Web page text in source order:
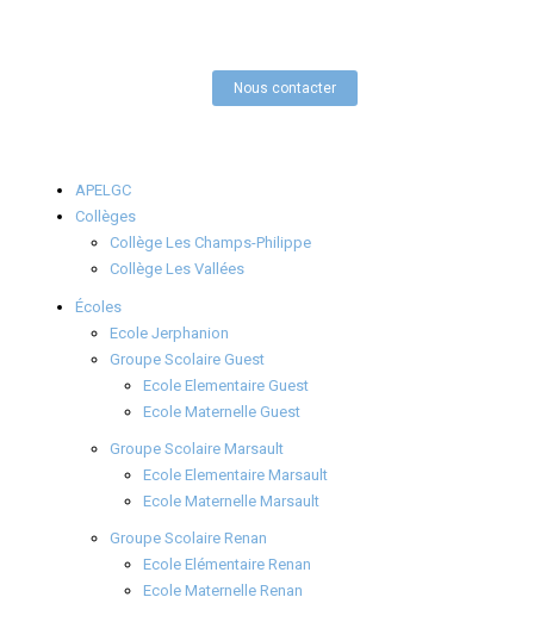
Nous contacter
APELGC
Collèges
Collège Les Champs-Philippe
Collège Les Vallées
Écoles
Ecole Jerphanion
Groupe Scolaire Guest
Ecole Elementaire Guest
Ecole Maternelle Guest
Groupe Scolaire Marsault
Ecole Elementaire Marsault
Ecole Maternelle Marsault
Groupe Scolaire Renan
Ecole Elémentaire Renan
Ecole Maternelle Renan